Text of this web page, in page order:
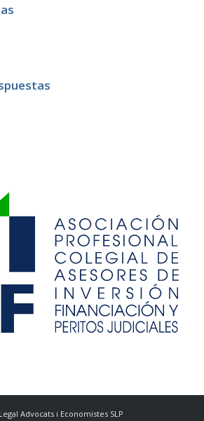
Advocats i Economistes SLP